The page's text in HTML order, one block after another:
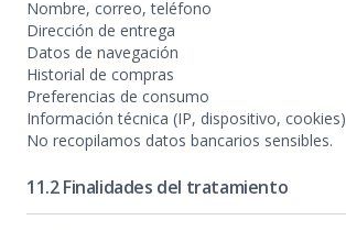
Nombre, correo, teléfono
Dirección de entrega
Datos de navegación
Historial de compras
Preferencias de consumo
Información técnica (IP, dispositivo, cookies)
No recopilamos datos bancarios sensibles.
11.2 Finalidades del tratamiento